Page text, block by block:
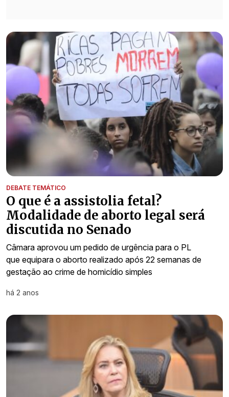
DEBATE TEMÁTICO
O que é a assistolia fetal?
Modalidade de aborto legal será
discutida no Senado
Câmara aprovou um pedido de urgência para o PL
que equipara o aborto realizado após 22 semanas de
gestação ao crime de homicídio simples
há 2 anos